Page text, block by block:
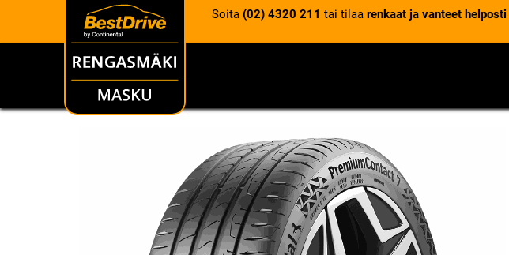
Soita (02) 4320 211 tai tilaa renkaat ja vanteet helposti
RENKAAT